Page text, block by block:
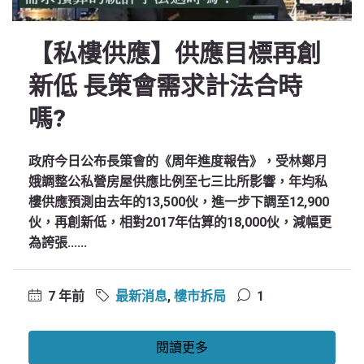
【私樓供應】供應目標再創
新低 長策會需求計法合時
嗎?
政府今日公布長策會的《周年進度報告》，受林鄭月
娥調整公私營房屋供應比例至七三比所影響，年均私
樓供應預測由去年的13,500伙，進一步下調至12,900
伙，再創新低，相對2017年估算的18,000伙，減幅更
為誇張......
7 年前 最新消息, 樓市拆局 1
閱讀更多